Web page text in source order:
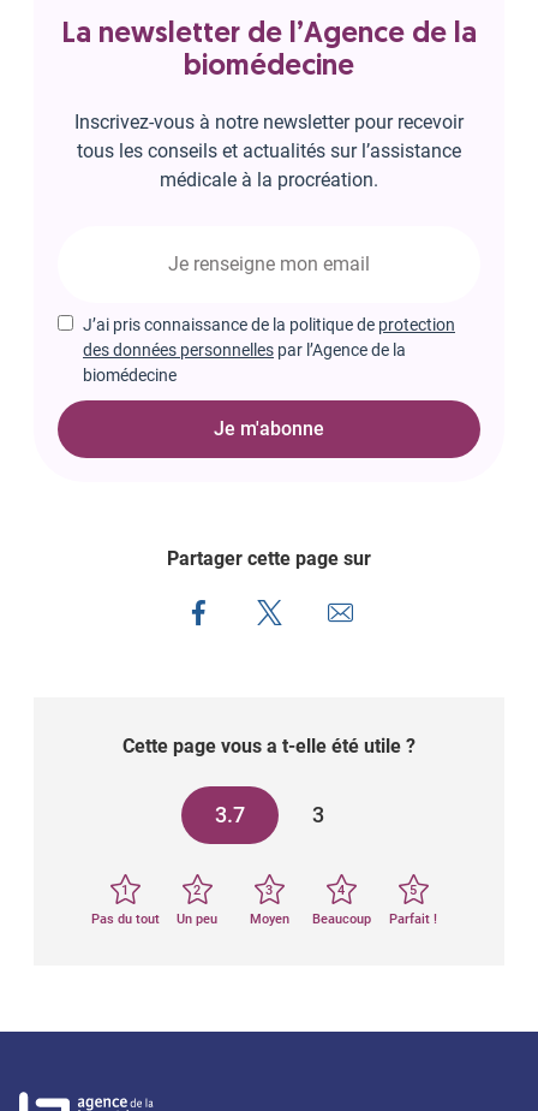
La newsletter de l’Agence de la
biomédecine
Inscrivez-vous à notre newsletter pour recevoir
tous les conseils et actualités sur l’assistance
médicale à la procréation.
J’ai pris connaissance de la politique de protection
des données personnelles par l’Agence de la
biomédecine
Je m'abonne
Partager cette page sur
Cette page vous a t-elle été utile ?
3.7 3
1
Pas du tout
2
Un peu
3
Moyen
4
Beaucoup
5
Parfait !